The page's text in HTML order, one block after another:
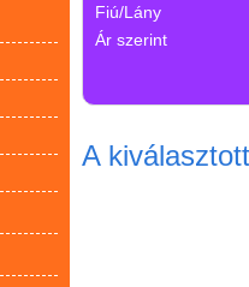
Fiú/Lány
Ár szerint
A